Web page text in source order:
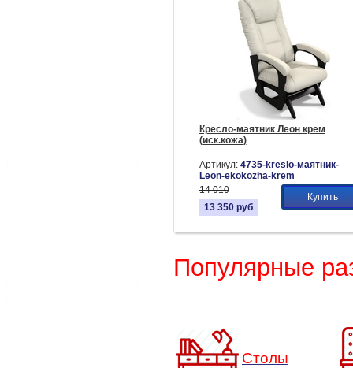
Кресло-маятник Леон крем
(иск.кожа)
Артикул: 4735-kreslo-маятник-
Leon-ekokozha-krem
14 010
13 350 руб
Купить
Популярные
Столы